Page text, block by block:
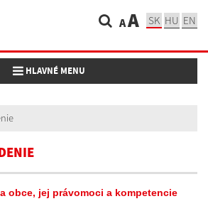
AA SK HU EN
Toggle navigation
HLAVNÉ MENU
obce, jej právomoci a kompetencie